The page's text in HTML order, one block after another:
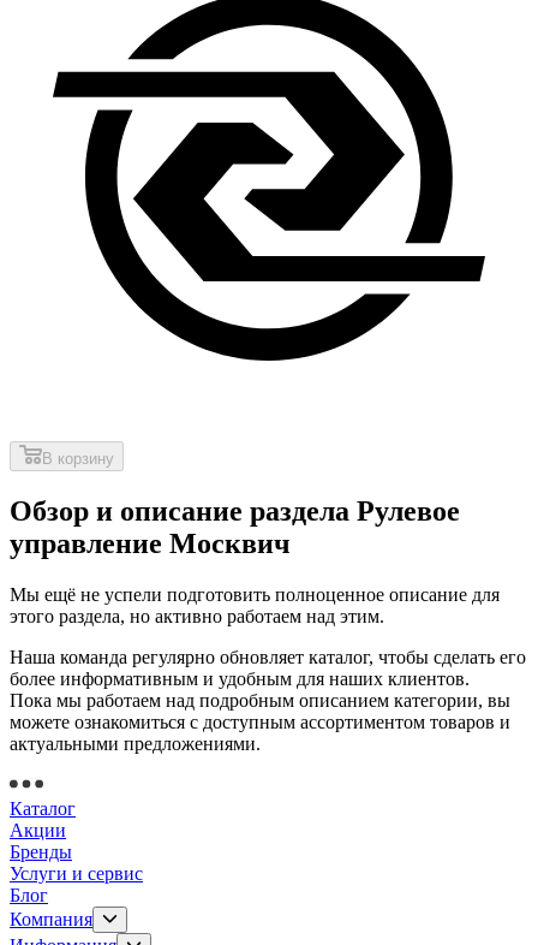
В корзину
Обзор и описание раздела Рулевое
управление Москвич
Мы ещё не успели подготовить полноценное описание для
этого раздела, но активно работаем над этим.
Наша команда регулярно обновляет каталог, чтобы сделать его
более информативным и удобным для наших клиентов.
Пока мы работаем над подробным описанием категории, вы
можете ознакомиться с доступным ассортиментом товаров и
актуальными предложениями.
Каталог
Акции
Бренды
Услуги и сервис
Блог
Компания